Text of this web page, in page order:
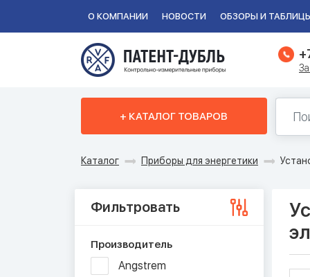
О КОМПАНИИ НОВОСТИ ОБЗОРЫ И
+ КАТАЛОГ ТОВАРОВ
Каталог Приборы для энергетики
Фильтровать
Производитель
Angstrem